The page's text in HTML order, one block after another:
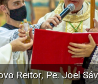
Reitor, Pe. Joel